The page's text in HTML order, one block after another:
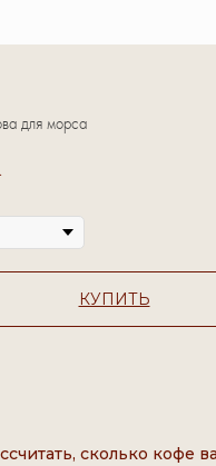
для морса
КУПИТЬ
сколько кофе